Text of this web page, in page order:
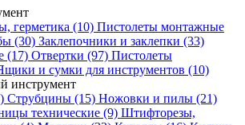
герметика (10) Пистолеты монтажные
(30) Заклепочники и заклепки (33)
(17) Отвертки (97) Пистолеты
и сумки для инструментов (10)
инструмент
Струбцины (15) Ножовки и пилы (21)
технические (9) Штифторезы,